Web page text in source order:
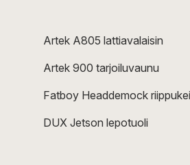
Artek A805 lattiavalaisin
Artek 900 tarjoiluvaunu
Fatboy Headdemock
DUX Jetson lepotuoli